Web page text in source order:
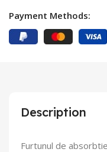
Payment Methods:
Description
Furtunul de